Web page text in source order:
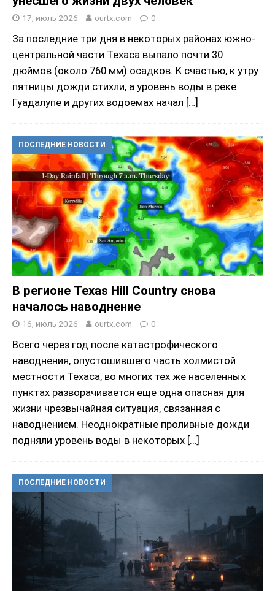
17, июль 2026 ourtx.com 0
За последние три дня в некоторых районах южно-
центральной части Техаса выпало почти 30
дюймов (около 760 мм) осадков. К счастью, к утру
пятницы дожди стихли, а уровень воды в реке
Гуадалупе и других водоемах начал […]
ПОСЛЕДНИЕ НОВОСТИ
В регионе Texas Hill Country снова
началось наводнение
16, июль 2026 ourtx.com 0
Всего через год после катастрофического
наводнения, опустошившего часть холмистой
местности Техаса, во многих тех же населенных
пунктах разворачивается еще одна опасная для
жизни чрезвычайная ситуация, связанная с
наводнением. Неоднократные проливные дожди
подняли уровень воды в некоторых […]
ПОСЛЕДНИЕ НОВОСТИ